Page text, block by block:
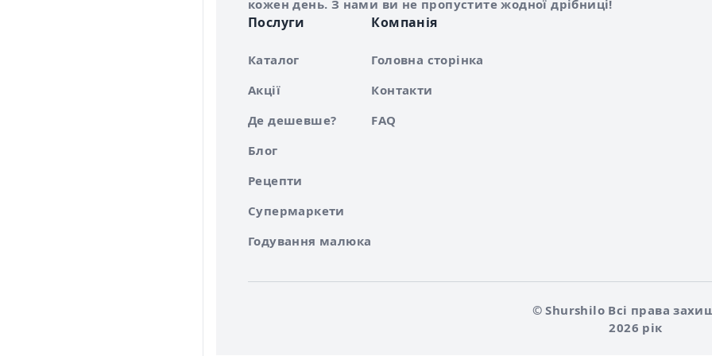
кожен день. З нами ви не пропустите жодної дрібниці!
Послуги
Каталог
Акції
Де дешевше?
Блог
Рецепти
Супермаркети
Годування малюка
Компанія
Головна сторінка
Контакти
FAQ
© Shurshilo Всі права
2026 рік